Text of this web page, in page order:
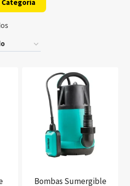
Categoría
Bombas Sumergible